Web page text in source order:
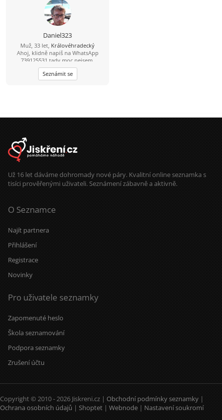
Daniel323
Muž, 33 let, Královéhradecký
Ahoj, klidně napiš na WhatsApp
739125531 tady moc nejsem.
Seznámit se
Už 16 let dáváme dohromady nové páry. Kvalitní online seznamka s
tisíci prověřenými uživateli. Seznámení zábavně a aktivně.
O Seznamce
Najít partnera
Přihlášení
Registrace
Novinky
Pro uživatele seznamky
Zapomenuté heslo
Škola seznamování
Podpora seznamky
Zrušení účtu
Copyright © 2010 - 2026 Jiskreni.cz | Obchodní podmínky seznamky |
Ochrana osobních údajů | Shoptet | Webnode | Nastavení soukromí